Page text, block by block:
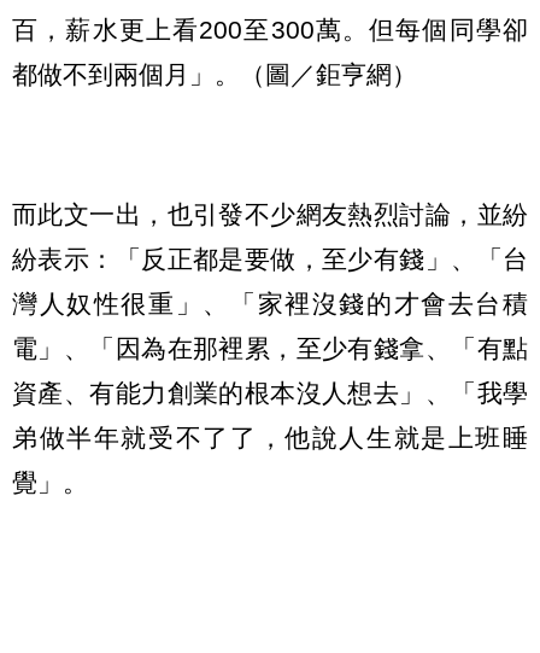
百，薪水更上看200至300萬。但每個同學卻
都做不到兩個月」。（圖／鉅亨網）
而此文一出，也引發不少網友熱烈討論，並紛
紛表示：「反正都是要做，至少有錢」、「台
灣人奴性很重」、「家裡沒錢的才會去台積
電」、「因為在那裡累，至少有錢拿、「有點
資產、有能力創業的根本沒人想去」、「我學
弟做半年就受不了了，他說人生就是上班睡
覺」。